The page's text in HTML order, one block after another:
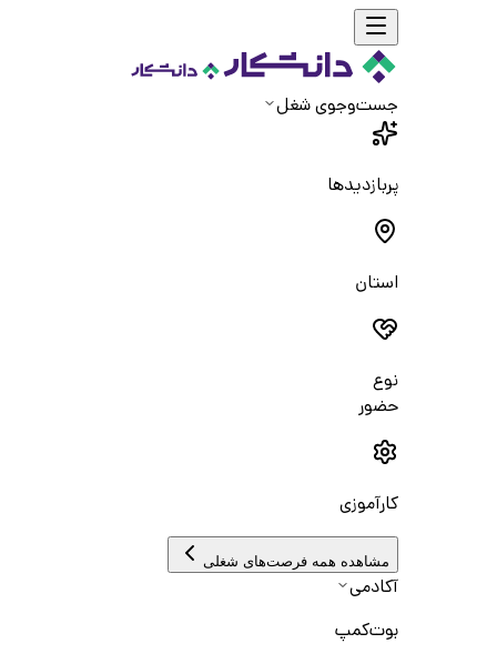
جست‌و‌جوی شغل
پربازدیدها
استان
نوع
حضور
کارآموزی
مشاهده همه فرصت‌های شغلی
آکادمی
بوت‌کمپ